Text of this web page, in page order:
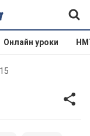
Онлайн уроки